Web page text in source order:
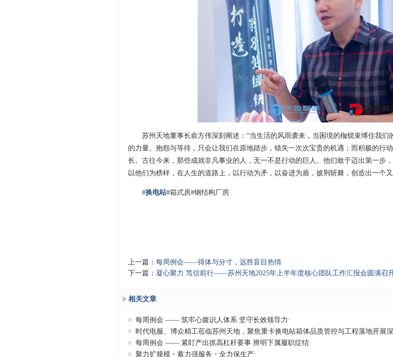
苏州天地董事长俞方伟深刻阐述：“当生活的风雨袭来，当困境的枷锁束缚住我
的力量。抱怨与等待，只会让我们在原地踏步，错失一次次宝贵的机遇；而积极的行
长。古往今来，那些成就非凡事业的人，无一不是行动的巨人。他们敢于迈出第一步
以他们为榜样，在人生的道路上，以行动为矛，以奋进为盾，披荆斩棘，创造出一个
#换电站#箱式房#钢结构厂房
上一篇： 每周例会——得体与分寸，远胜盲目热情
下一篇： 凝心聚力 笃信前行——苏州天地2025年上半年度核心团队工作汇报会圆满召
相关文章
·
每周例会 —— 筑牢心腹识人体系 坚守长效领导力
时代电服、博众精工莅临苏州天地，聚焦重卡换电站箱体品质管控与工程落地开展
·
每周例会 —— 紧盯产出抓高杠杆要事 辨明下属履职症结
·
聚力扩规模・蓄力强服务・全力保生产